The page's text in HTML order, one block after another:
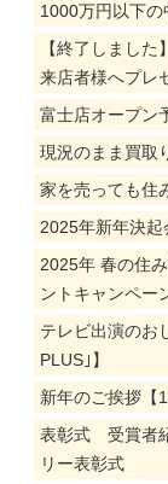
1000万円以下の
【終了しまし
来店者様へプレ
富士店オープン
現況のまま買取
家を売っても住
2025年新年決起
2025年 春の住
ントキャンペー
テレビ出演のお
PLUS｣】
新年のご挨拶【
表彰式 受賞者
リー表彰式